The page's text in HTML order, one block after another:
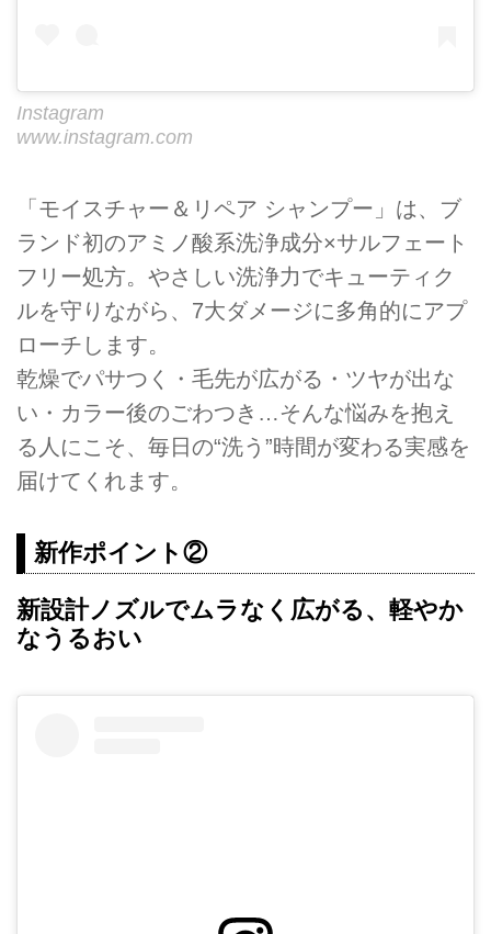
Instagram
www.instagram.com
「モイスチャー＆リペア シャンプー」は、ブ
ランド初のアミノ酸系洗浄成分×サルフェート
フリー処方。やさしい洗浄力でキューティク
ルを守りながら、7大ダメージに多角的にアプ
ローチします。
乾燥でパサつく・毛先が広がる・ツヤが出な
い・カラー後のごわつき…そんな悩みを抱え
る人にこそ、毎日の“洗う”時間が変わる実感を
届けてくれます。
新作ポイント②
新設計ノズルでムラなく広がる、軽やか
なうるおい